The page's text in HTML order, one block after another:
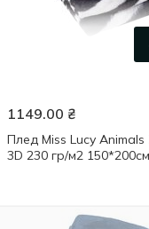
1149.00 ₴
Плед Miss Lucy Animals
3D 230 гр/м2 150*200см